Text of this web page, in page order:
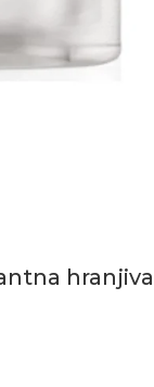
hranjiva